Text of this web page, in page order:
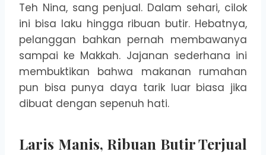
Teh Nina, sang penjual. Dalam sehari, cilok
ini bisa laku hingga ribuan butir. Hebatnya,
pelanggan bahkan pernah membawanya
sampai ke Makkah. Jajanan sederhana ini
membuktikan bahwa makanan rumahan
pun bisa punya daya tarik luar biasa jika
dibuat dengan sepenuh hati.
Laris Manis, Ribuan Butir Terjual